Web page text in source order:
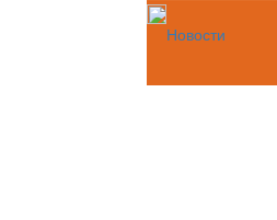
Новости